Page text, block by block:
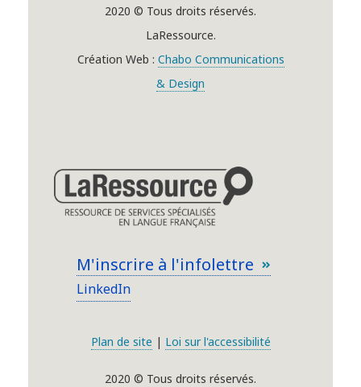
2020 © Tous droits réservés.
LaRessource.
Création Web : Chabo Communications
& Design
M'inscrire à l'infolettre
LinkedIn
Plan de site | Loi sur l'accessibilité
2020 © Tous droits réservés.